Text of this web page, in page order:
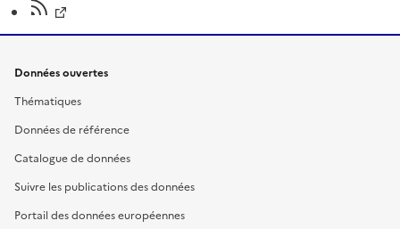
Données ouvertes
Thématiques
Données de référence
Catalogue de données
Suivre les publications des données
Portail des données européennes